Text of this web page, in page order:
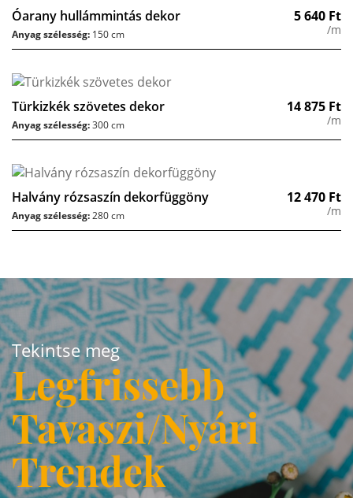
Óarany hullámmintás dekor 5 640 Ft
/m
Anyag szélesség: 150 cm
Türkizkék szövetes dekor 14 875 Ft
/m
Anyag szélesség:300 cm
Halvány rózsaszín dekorfüggöny 12 470 Ft
/m
Anyag szélesség:280 cm
Tekintse meg
Legfrissebb
Tavaszi/Nyári
Trendek